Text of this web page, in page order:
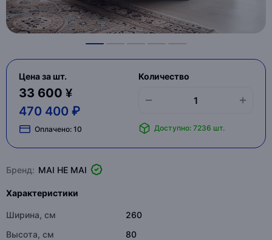
Цена за шт.
33 600 ¥
470 400 ₽
Оплачено: 10
Количество
Доступно: 7236 шт.
Бренд: MAI HE MAI
Характеристики
Ширина, см
260
Высота, см
80